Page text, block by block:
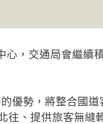
，交通局會繼續
優勢，將整合國
往、提供旅客無縫